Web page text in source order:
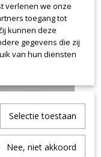
verlenen we onze
toegang tot
kunnen deze
gegevens die zij
van hun diensten
Selectie toestaan
Nee, niet akkoord